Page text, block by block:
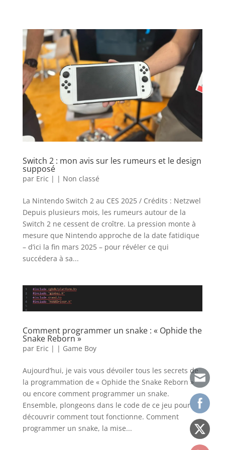
Switch 2 : mon avis sur les rumeurs et le design
supposé
par Eric | | Non classé
La Nintendo Switch 2 au CES 2025 / Crédits : Netzwel
Depuis plusieurs mois, les rumeurs autour de la
Switch 2 ne cessent de croître. La pression monte à
mesure que Nintendo approche de la date fatidique
– d’ici la fin mars 2025 – pour révéler ce qui
succédera à sa...
Comment programmer un snake : « Ophide the
Snake Reborn »
par Eric | | Game Boy
Aujourd’hui, je vais vous dévoiler tous les secrets de
la programmation de « Ophide the Snake Reborn »
ou encore comment programmer un snake.
Ensemble, plongeons dans le code de ce jeu pour
découvrir comment tout fonctionne. Comment
programmer un snake, la mise...